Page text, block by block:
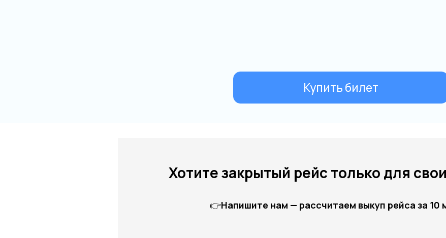
Хотите закрытый рейс только для
👉Напишите нам — рассчитаем выкуп рейса за 10